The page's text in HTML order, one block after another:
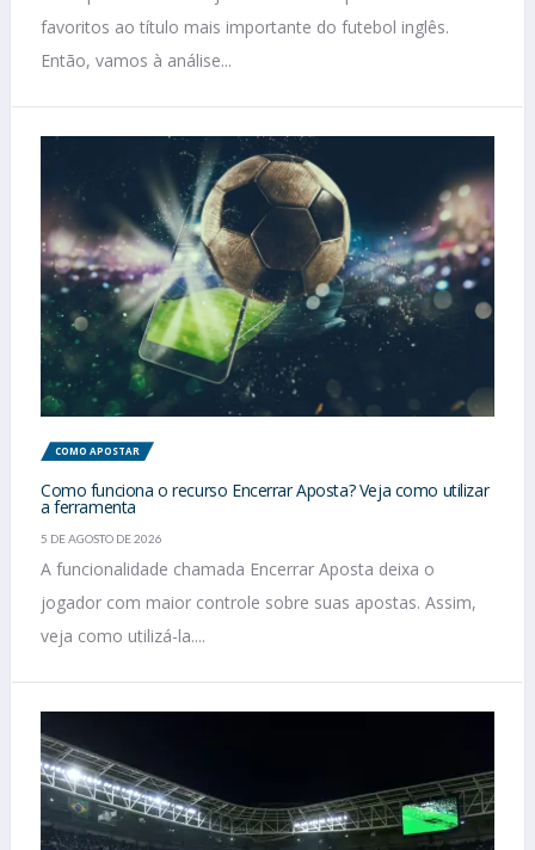
favoritos ao título mais importante do futebol inglês.
Então, vamos à análise...
COMO APOSTAR
Como funciona o recurso Encerrar Aposta? Veja como utilizar
a ferramenta
5 DE AGOSTO DE 2026
A funcionalidade chamada Encerrar Aposta deixa o
jogador com maior controle sobre suas apostas. Assim,
veja como utilizá-la....